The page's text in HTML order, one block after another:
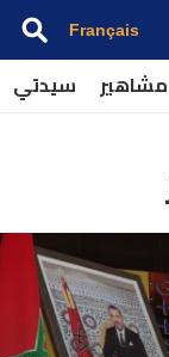
Français
مشاهير سيدتي